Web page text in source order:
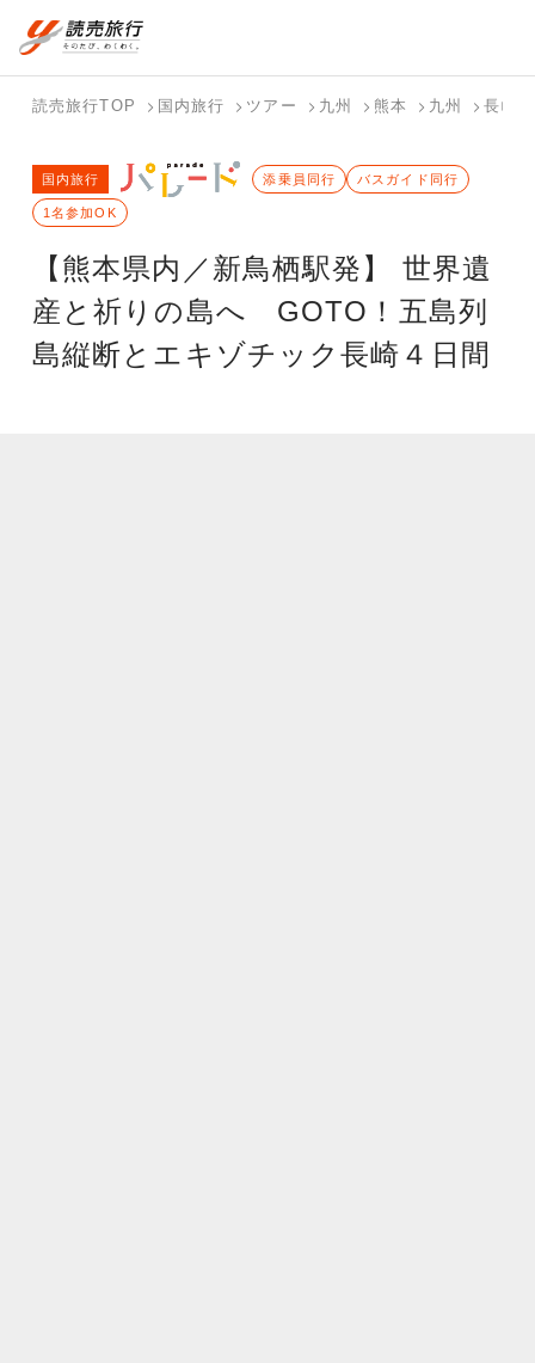
国内旅行トップ
バスツアー
を探す
個人旅行
（ブーケ）を探す
ら探す
探す
す
海外旅行トップ
海外特集か
ら探す
テーマから
探す
す
読売旅行TOP 国内旅行 ツアー 九州 熊本 九州 長崎
【熊本県内／新鳥栖駅発】 世界遺
産と祈りの島へ GOTO！五島列
島縦断とエキゾチック長崎４日間
国内旅行 添乗員同行 バスガイド同行
1名参加OK